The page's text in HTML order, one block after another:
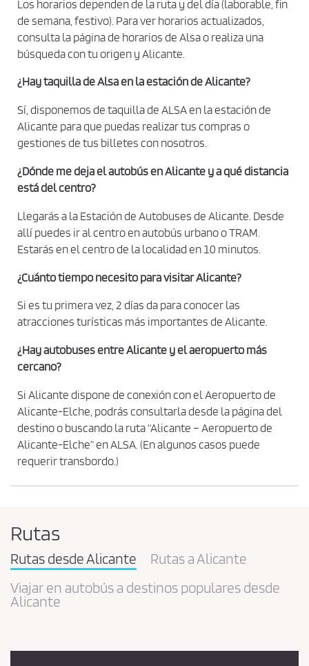
Los horarios dependen de la ruta y del día (laborable, fin
de semana, festivo). Para ver horarios actualizados,
consulta la página de horarios de Alsa o realiza una
búsqueda con tu origen y Alicante.
¿Hay taquilla de Alsa en la estación de Alicante?
Sí, disponemos de taquilla de ALSA en la estación de
Alicante para que puedas realizar tus compras o
gestiones de tus billetes con nosotros.
¿Dónde me deja el autobús en Alicante y a qué distancia
está del centro?
Llegarás a la Estación de Autobuses de Alicante. Desde
allí puedes ir al centro en autobús urbano o TRAM.
Estarás en el centro de la localidad en 10 minutos.
¿Cuánto tiempo necesito para visitar Alicante?
Si es tu primera vez, 2 días da para conocer las
atracciones turísticas más importantes de Alicante.
¿Hay autobuses entre Alicante y el aeropuerto más
cercano?
Si Alicante dispone de conexión con el Aeropuerto de
Alicante-Elche, podrás consultarla desde la página del
destino o buscando la ruta “Alicante – Aeropuerto de
Alicante-Elche” en ALSA. (En algunos casos puede
requerir transbordo.)
Rutas
Rutas desde Alicante
Rutas a Alicante
Viajar en autobús a destinos populares desde
Alicante